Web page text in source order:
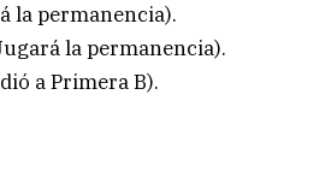
la permanencia).
la permanencia).
a Primera B).